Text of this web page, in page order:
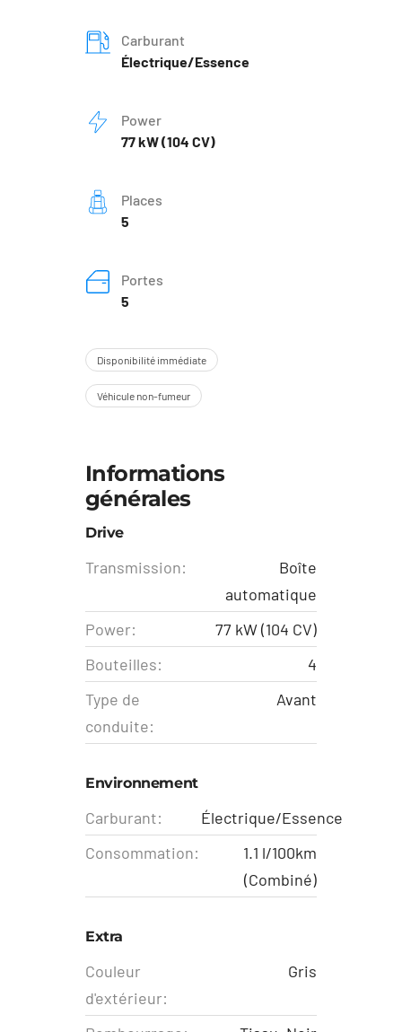
Carburant
Électrique/Essence
Power
77 kW (104 CV)
Places
5
Portes
5
Disponibilité immédiate
Véhicule non-fumeur
Informations
générales
Drive
Transmission:
Boîte
automatique
Power:
77 kW (104 CV)
Bouteilles:
4
Type de
conduite:
Avant
Environnement
Carburant:
Électrique/Essence
Consommation:
1.1 l/100km
(Combiné)
Extra
Couleur
d'extérieur:
Gris